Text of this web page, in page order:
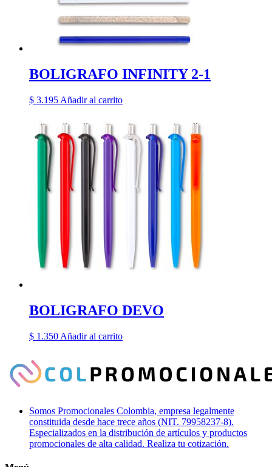
BOLIGRAFO INFINITY 2-1
$ 3.195 Añadir al carrito
BOLIGRAFO DEVO
$ 1.350 Añadir al carrito
Somos Promocionales Colombia, empresa legalmente
constituida desde hace trece años (NIT. 79958237-8).
Especializados en la distribución de artículos y productos
promocionales de alta calidad. Realiza tu cotización.